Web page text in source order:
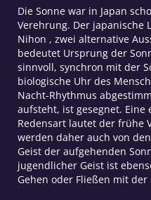
Die Sonne war in Japan
Verehrung. Der japanische
Nihon , zwei alternative
bedeutet Ursprung der
sinnvoll, synchron mit der
biologische Uhr des
Nacht-Rhythmus
aufsteht, ist gesegnet.
Redensart lautet der frühe
werden daher auch von
Geist der aufgehenden
jugendlicher Geist ist
Gehen oder Fließen mit